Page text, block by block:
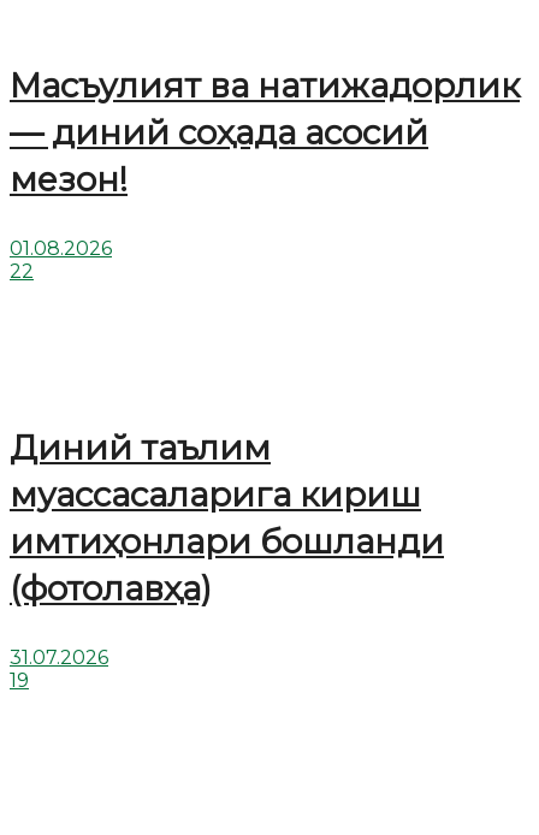
Масъулият ва натижадорлик
— диний соҳада асосий
мезон!
01.08.2026
22
Диний таълим
муассасаларига кириш
имтиҳонлари бошланди
(фотолавҳа)
31.07.2026
19